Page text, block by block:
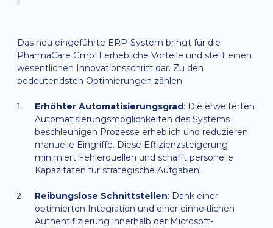
Das neu eingeführte ERP-System bringt für die
PharmaCare GmbH erhebliche Vorteile und stellt einen
wesentlichen Innovationsschritt dar. Zu den
bedeutendsten Optimierungen zählen:
Erhöhter Automatisierungsgrad: Die erweiterten
Automatisierungsmöglichkeiten des Systems
beschleunigen Prozesse erheblich und reduzieren
manuelle Eingriffe. Diese Effizienzsteigerung
minimiert Fehlerquellen und schafft personelle
Kapazitäten für strategische Aufgaben.
Reibungslose Schnittstellen: Dank einer
optimierten Integration und einer einheitlichen
Authentifizierung innerhalb der Microsoft-